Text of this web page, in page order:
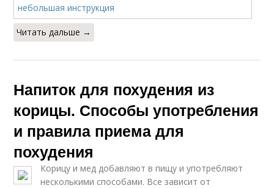
Читать дальше →
Напиток для похудения из
корицы. Способы употребления
и правила приема для
похудения
Корицу и мед добавляют в пищу и употребляют
несколькими способами. Все зависит от